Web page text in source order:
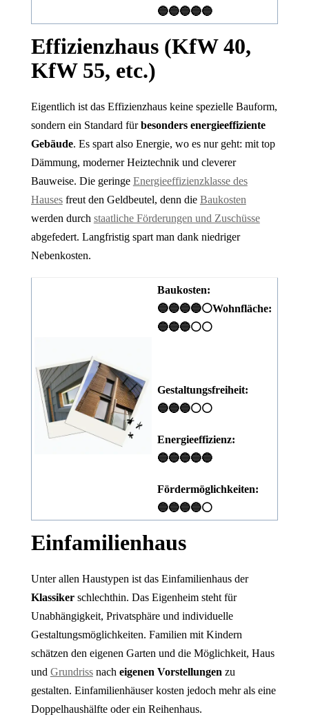
🔵🔵🔵🔵🔵
Effizienzhaus (KfW 40,
KfW 55, etc.)
Eigentlich ist das Effizienzhaus keine spezielle Bauform,
sondern ein Standard fürbesonders energieeffiziente
Gebäude. Es spart also Energie, wo es nur geht: mit top
Dämmung, moderner Heiztechnik und cleverer
Bauweise. Die geringe Energieeffizienzklasse des
Hausesfreut den Geldbeutel, denn die Baukosten
werden durch staatliche Förderungen und Zuschüsse
abgefedert. Langfristig spart man dank niedriger
Nebenkosten.
Baukosten:
🔵🔵🔵🔵⚪Wohnfläche:
🔵🔵🔵⚪⚪
Gestaltungsfreiheit:
🔵🔵🔵⚪⚪
Energieeffizienz:
🔵🔵🔵🔵🔵
Fördermöglichkeiten:
🔵🔵🔵🔵⚪
Einfamilienhaus
Unter allen Haustypen ist das Einfamilienhaus der
Klassikerschlechthin. Das Eigenheim steht für
Unabhängigkeit, Privatsphäre und individuelle
Gestaltungsmöglichkeiten. Familien mit Kindern
schätzen den eigenen Garten und die Möglichkeit, Haus
und Grundrissnach eigenen Vorstellungen zu
gestalten. Einfamilienhäuser kosten jedoch mehr als eine
Doppelhaushälfte oder ein Reihenhaus.